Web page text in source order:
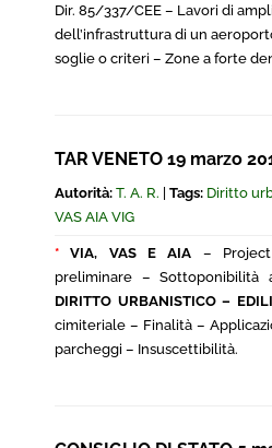
Dir. 85/337/CEE – Lavori di
dell’infrastruttura di un
soglie o criteri – Zone a forte
TAR VENETO 19 marzo
Autorità: T. A. R. Tags: Diritto
VAS AIA VIG
*VIA, VAS E AIA –
preliminare –
DIRITTO URBANISTICO –
cimiteriale – Finalità –
parcheggi – Insuscettibilità.